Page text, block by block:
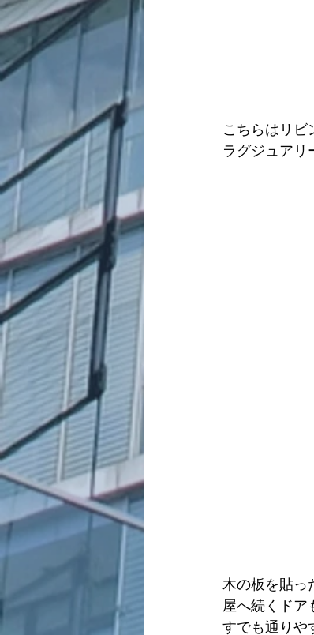
こちらはリビ
ラグジュアリ
木の板を貼っ
屋へ続くドア
すでも通りや